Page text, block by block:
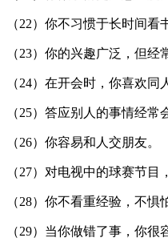
（22）你不习惯于长时间看
（23）你的兴趣广泛，但经
（24）在开会时，你喜欢同
（25）答应别人的事情经常
（26）你容易和人交朋友。
（27）对电视中的球赛节目
（28）你不看重经验，不惧
（29）当你做错了事，你很